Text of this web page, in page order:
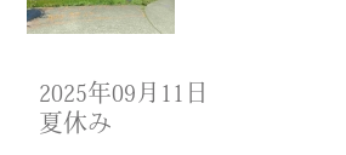
2025年09月11日
夏休み